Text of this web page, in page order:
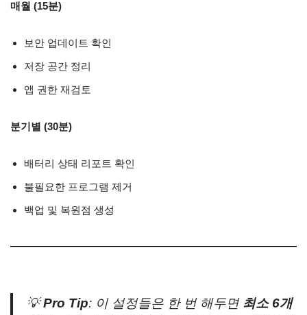
매월 (15분)
보안 업데이트 확인
저장 공간 정리
앱 권한 재검토
분기별 (30분)
배터리 상태 리포트 확인
불필요한 프로그램 제거
백업 및 복원점 생성
💡Pro Tip: 이 설정들은 한 번 해두면 최소 6개